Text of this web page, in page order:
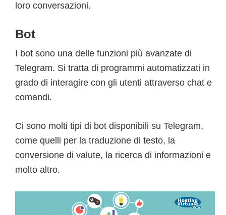
loro conversazioni.
Bot
I bot sono una delle funzioni più avanzate di
Telegram. Si tratta di programmi automatizzati in
grado di interagire con gli utenti attraverso chat e
comandi.
Ci sono molti tipi di bot disponibili su Telegram,
come quelli per la traduzione di testo, la
conversione di valute, la ricerca di informazioni e
molto altro.